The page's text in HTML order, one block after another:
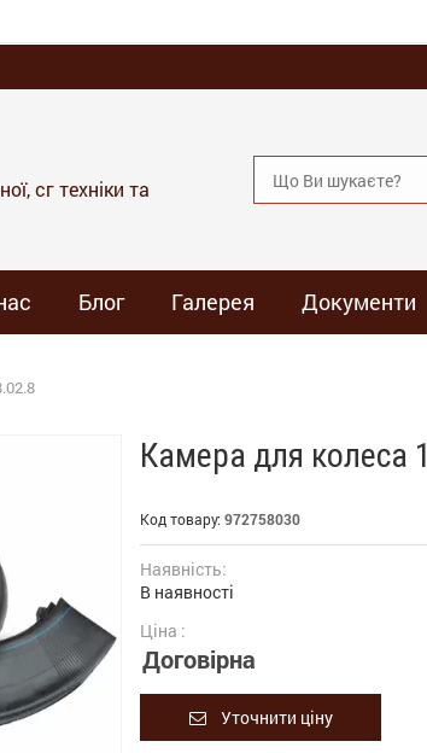
сг техніки та
Блог Галерея Документи
Камера для колеса
Код товару: 972758030
Наявність:
В наявності
Ціна :
Договірна
Уточнити ціну